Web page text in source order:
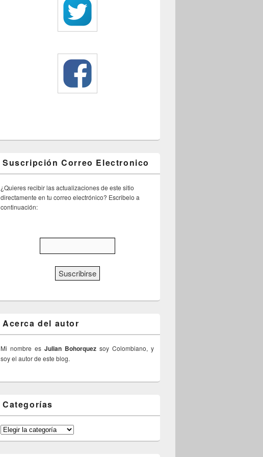
Suscripción Correo Electronico
¿Quieres recibir las actualizaciones de este sitio
directamente en tu correo electrónico? Escribelo a
continuación:
Acerca del autor
Mi nombre es Julian Bohorquez soy Colombiano, y
soy el autor de este blog.
Categorías
Categorías